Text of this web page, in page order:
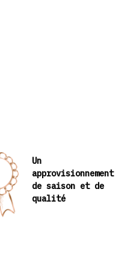
Un
approvisionnement
de saison et de
qualité